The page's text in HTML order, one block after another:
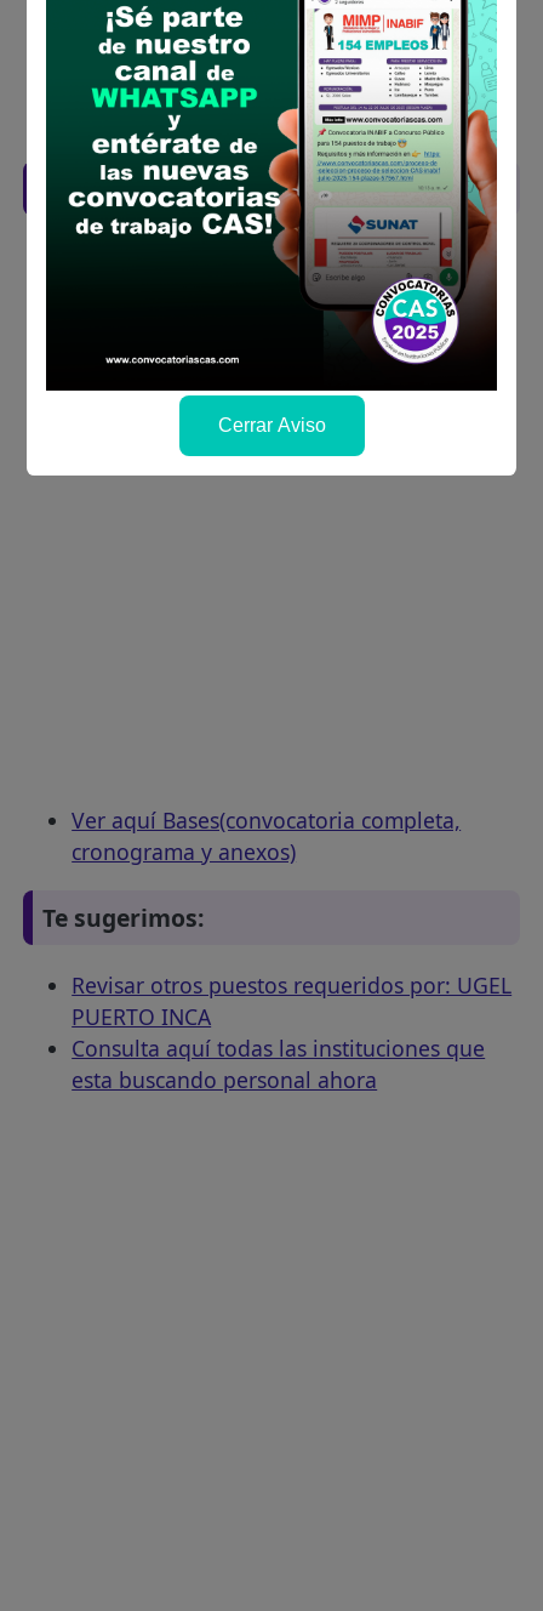
la fechas y por los medios que indica las
bases
Revisar el cronograma para conocer cuando
se publicará los resultados
Descarga aquí las Bases
Ver aquí Bases(convocatoria completa,
cronograma y anexos)
Te sugerimos:
Revisar otros puestos requeridos por: UGEL
PUERTO INCA
Consulta aquí todas las instituciones que
esta buscando personal ahora
Cerrar Aviso